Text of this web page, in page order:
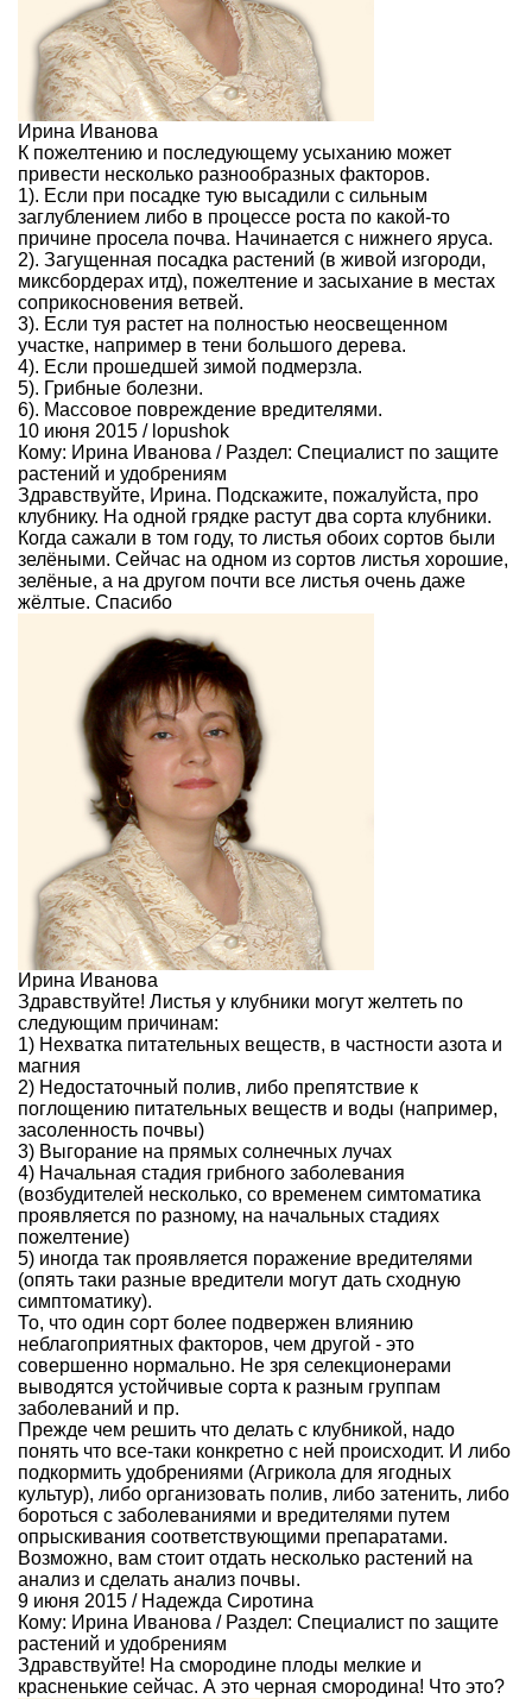
Ирина Иванова
К пожелтению и последующему усыханию может
привести несколько разнообразных факторов.
1). Если при посадке тую высадили с сильным
заглублением либо в процессе роста по какой-то
причине просела почва. Начинается с нижнего яруса.
2). Загущенная посадка растений (в живой изгороди,
миксбордерах итд), пожелтение и засыхание в местах
соприкосновения ветвей.
3). Если туя растет на полностью неосвещенном
участке, например в тени большого дерева.
4). Если прошедшей зимой подмерзла.
5). Грибные болезни.
6). Массовое повреждение вредителями.
10 июня 2015 / lopushok
Кому: Ирина Иванова / Раздел: Специалист по защите
растений и удобрениям
Здравствуйте, Ирина. Подскажите, пожалуйста, про
клубнику. На одной грядке растут два сорта клубники.
Когда сажали в том году, то листья обоих сортов были
зелёными. Сейчас на одном из сортов листья хорошие,
зелёные, а на другом почти все листья очень даже
жёлтые. Спасибо
Ирина Иванова
Здравствуйте! Листья у клубники могут желтеть по
следующим причинам:
1) Нехватка питательных веществ, в частности азота и
магния
2) Недостаточный полив, либо препятствие к
поглощению питательных веществ и воды (например,
засоленность почвы)
3) Выгорание на прямых солнечных лучах
4) Начальная стадия грибного заболевания
(возбудителей несколько, со временем симтоматика
проявляется по разному, на начальных стадиях
пожелтение)
5) иногда так проявляется поражение вредителями
(опять таки разные вредители могут дать сходную
симптоматику).
То, что один сорт более подвержен влиянию
неблагоприятных факторов, чем другой - это
совершенно нормально. Не зря селекционерами
выводятся устойчивые сорта к разным группам
заболеваний и пр.
Прежде чем решить что делать с клубникой, надо
понять что все-таки конкретно с ней происходит. И либо
подкормить удобрениями (Агрикола для ягодных
культур), либо организовать полив, либо затенить, либо
бороться с заболеваниями и вредителями путем
опрыскивания соответствующими препаратами.
Возможно, вам стоит отдать несколько растений на
анализ и сделать анализ почвы.
9 июня 2015 / Надежда Сиротина
Кому: Ирина Иванова / Раздел: Специалист по защите
растений и удобрениям
Здравствуйте! На смородине плоды мелкие и
красненькие сейчас. А это черная смородина! Что это?